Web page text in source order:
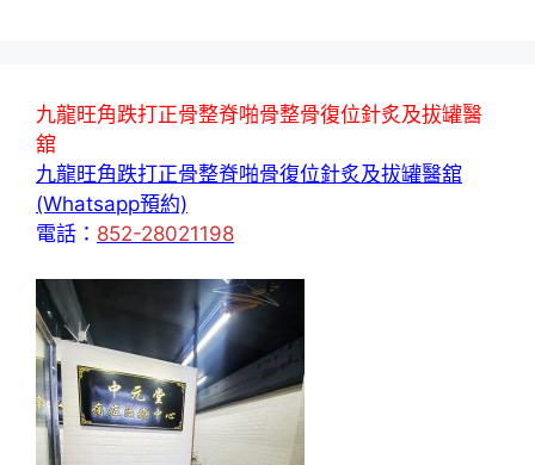
九龍旺角跌打正骨整脊啪骨整骨復位針炙及拔罐醫
舘
九龍旺角跌打正骨整脊啪骨復位針炙及拔罐醫舘
(Whatsapp預約)
電話： 852-28021198